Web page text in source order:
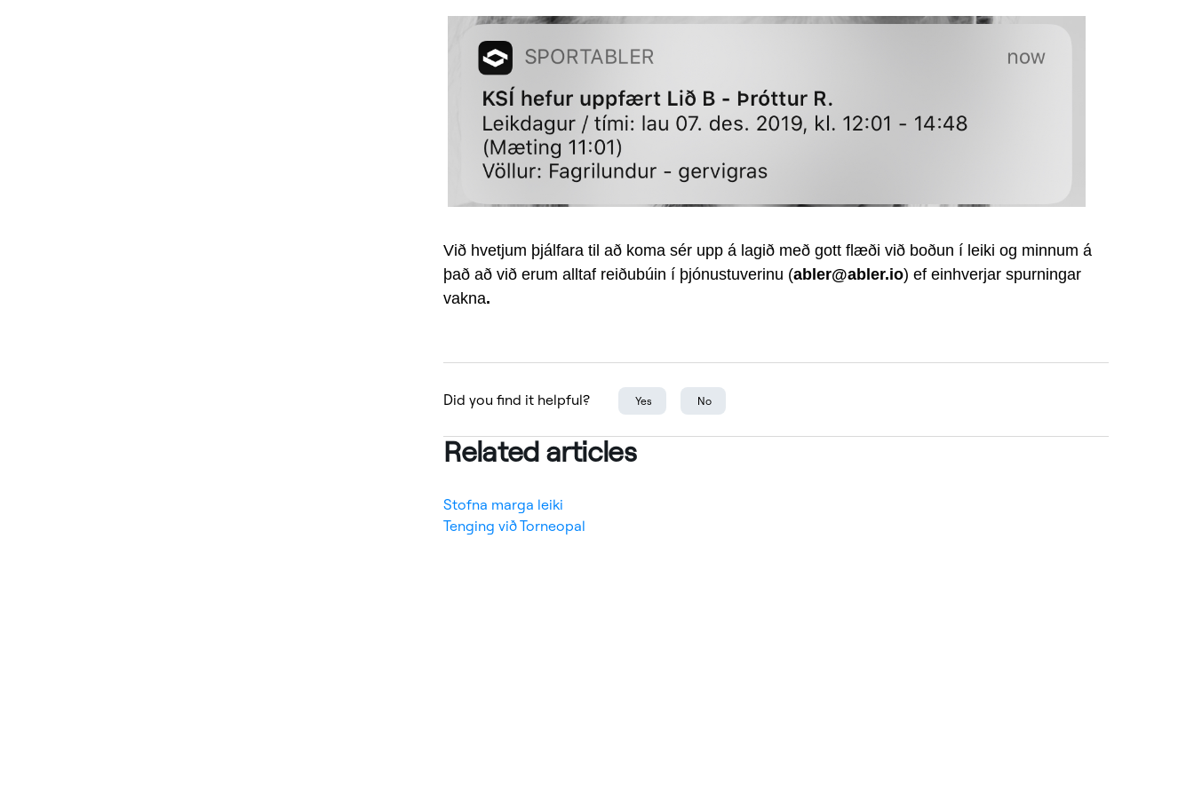
Við hvetjum þjálfara til að koma sér upp á lagið með gott flæði við boðun í leiki og minnum á
það að við erum alltaf reiðubúin í þjónustuverinu (abler@abler.io) ef einhverjar spurningar
vakna.
Did you find it helpful? Yes No
Related articles
Stofna marga leiki
Tenging við Torneopal